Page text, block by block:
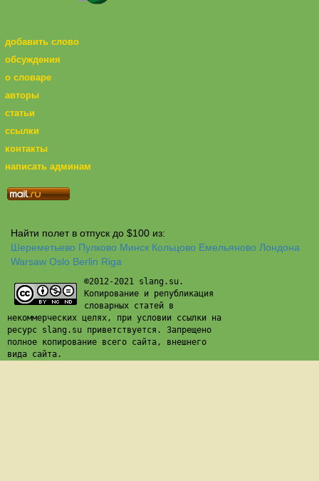
добавить слово
обсуждения
о словаре
авторы
статьи
ссылки
контакты
написать админам
Найти полет в отпуск до $100 из:
Шереметьево Пулково Минск Кольцово Емельяново Лондона
Warsaw Oslo Berlin Riga
©2012-2021 slang.su.
Копирование и републикация
словарных статей в
некоммерческих целях, при условии ссылки на
ресурс slang.su приветствуется. Запрещено
полное копирование всего сайта, внешнего
вида сайта.